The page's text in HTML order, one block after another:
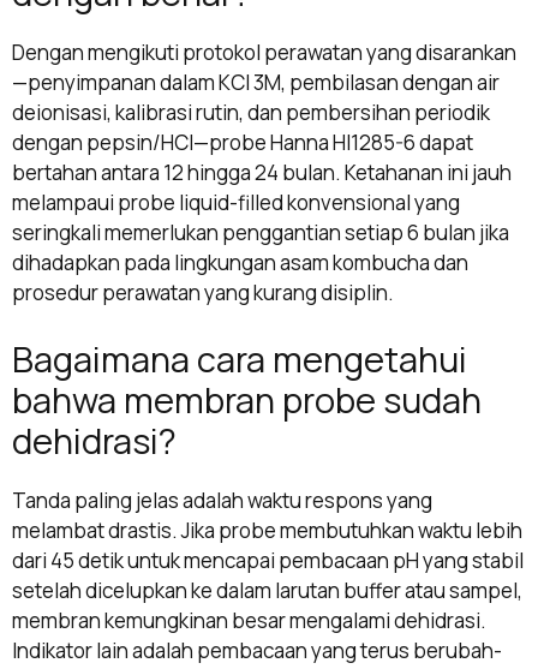
Dengan mengikuti protokol perawatan yang disarankan
—penyimpanan dalam KCl 3M, pembilasan dengan air
deionisasi, kalibrasi rutin, dan pembersihan periodik
dengan pepsin/HCl—probe Hanna HI1285-6 dapat
bertahan antara 12 hingga 24 bulan. Ketahanan ini jauh
melampaui probe liquid-filled konvensional yang
seringkali memerlukan penggantian setiap 6 bulan jika
dihadapkan pada lingkungan asam kombucha dan
prosedur perawatan yang kurang disiplin.
Bagaimana cara mengetahui
bahwa membran probe sudah
dehidrasi?
Tanda paling jelas adalah waktu respons yang
melambat drastis. Jika probe membutuhkan waktu lebih
dari 45 detik untuk mencapai pembacaan pH yang stabil
setelah dicelupkan ke dalam larutan buffer atau sampel,
membran kemungkinan besar mengalami dehidrasi.
Indikator lain adalah pembacaan yang terus berubah-